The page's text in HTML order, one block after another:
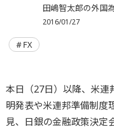
田嶋智太郎の外国
2016/01/27
FX
本日（27日）以降、米連
明発表や米連邦準備制度
見、日銀の金融政策決定